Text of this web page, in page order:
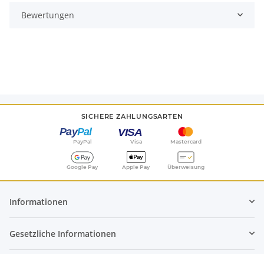
Bewertungen
SICHERE ZAHLUNGSARTEN
PayPal Visa Mastercard
Google Pay Apple Pay Überweisung
Informationen
Gesetzliche Informationen